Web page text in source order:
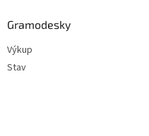
Gramodesky
Výkup
Stav